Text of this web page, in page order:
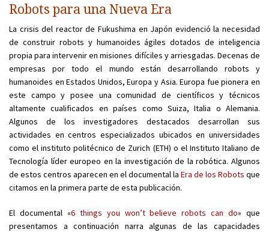
Robots para una Nueva Era
La crisis del reactor de Fukushima en Japón evidenció la necesidad
de construir robots y humanoides ágiles dotados de inteligencia
propia para intervenir en misiones difíciles y arriesgadas. Decenas de
empresas por todo el mundo están desarrollando robots y
humanoides en Estados Unidos, Europa y Asia. Europa fue pionera en
este campo y posee una comunidad de científicos y técnicos
altamente cualificados en países como Suiza, Italia o Alemania.
Algunos de los investigadores destacados desarrollan sus
actividades en centros especializados ubicados en universidades
como el instituto politécnico de Zurich (ETH) o el Instituto Italiano de
Tecnología líder europeo en la investigación de la robótica. Algunos
de estos centros aparecen en el documental la Era de los Robots que
citamos en la primera parte de esta publicación.
El documental «6 things you won’t believe robots can do» que
presentamos a continuación narra algunas de las capacidades